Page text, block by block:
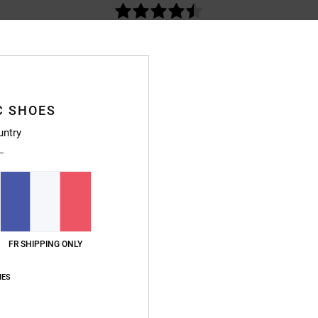
a mes attentes
produit
/ prix
SHOES
FR SHIPPING ONLY